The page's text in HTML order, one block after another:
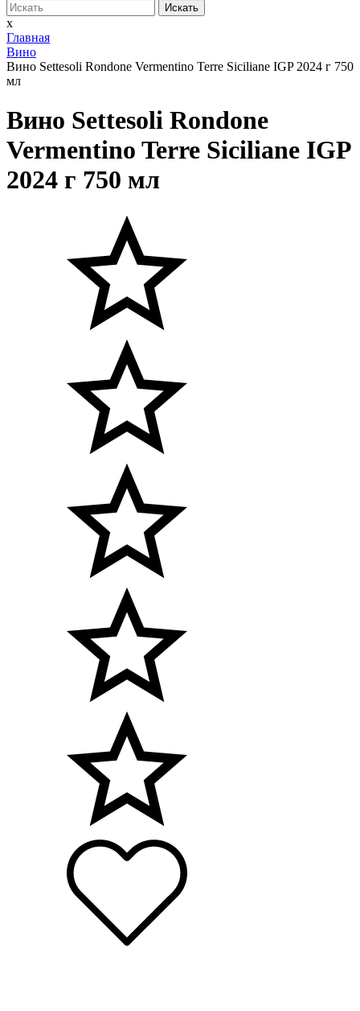
Искать
x
Главная
Вино
Вино Settesoli Rondone Vermentino Terre Siciliane IGP 2024 г 750
мл
Вино Settesoli Rondone
Vermentino Terre Siciliane IGP
2024 г 750 мл